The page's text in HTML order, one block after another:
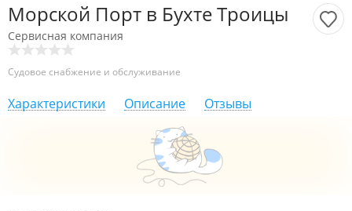
Морской Порт в Бухте Троицы
Сервисная компания
Судовое снабжение и обслуживание
Характеристики Описание Отзывы